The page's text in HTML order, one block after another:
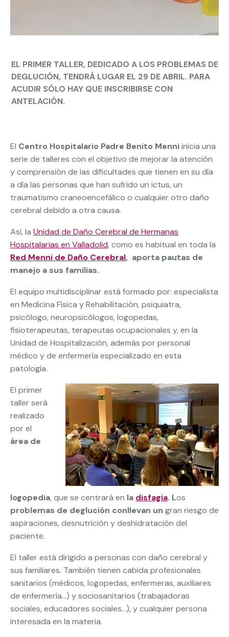
EL PRIMER TALLER, DEDICADO A LOS PROBLEMAS DE
DEGLUCIÓN, TENDRÁ LUGAR EL 29 DE ABRIL. PARA
ACUDIR SÓLO HAY QUE INSCRIBIRSE CON
ANTELACIÓN.
El Centro Hospitalario Padre Benito Menniinicia una
serie de talleres con el objetivo de mejorar la atención
y comprensión de las dificultades que tienen en su día
a día las personas que han sufrido un ictus, un
traumatismo craneoencefálico o cualquier otro daño
cerebral debido a otra causa.
Así, la Unidad de Daño Cerebral de Hermanas
Hospitalarias en Valladolid, como es habitual en toda la
Red Menni de Daño Cerebral, aporta pautas de
manejo a sus familias.
El equipo multidisciplinar está formado por: especialista
en Medicina Física y Rehabilitación, psiquiatra,
psicólogo, neuropsicólogos, logopedas,
fisioterapeutas, terapeutas ocupacionales y, en la
Unidad de Hospitalización, además por personal
médico y de enfermería especializado en esta
patología.
El primer
taller será
realizado
por el
área de
logopedia, que se centrará en la disfagia. Los
problemas de deglución conllevan un gran riesgo de
aspiraciones, desnutrición y deshidratación del
paciente.
El taller está dirigido a personas con daño cerebral y
sus familiares. También tienen cabida profesionales
sanitarios (médicos, logopedas, enfermeras, auxiliares
de enfermería…) y sociosanitarios (trabajadoras
sociales, educadores sociales…), y cualquier persona
interesada en la materia.